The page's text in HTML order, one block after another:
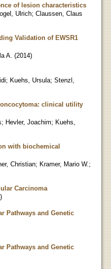
of lesion characteristics
Ulrich; Claussen, Claus
Validation of EWSR1
A. (2014)
; Kuehs, Ursula; Stenzl,
oncocytoma: clinical utility
; Hevler, Joachim; Kuehs,
with biochemical
Christian; Kramer, Mario W. ;
Carcinoma
)
Pathways and Genetic
Pathways and Genetic